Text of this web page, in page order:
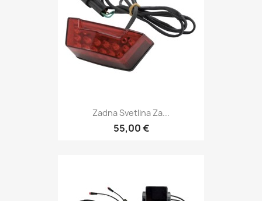
Zadna Svetlina Za...
55,00 €